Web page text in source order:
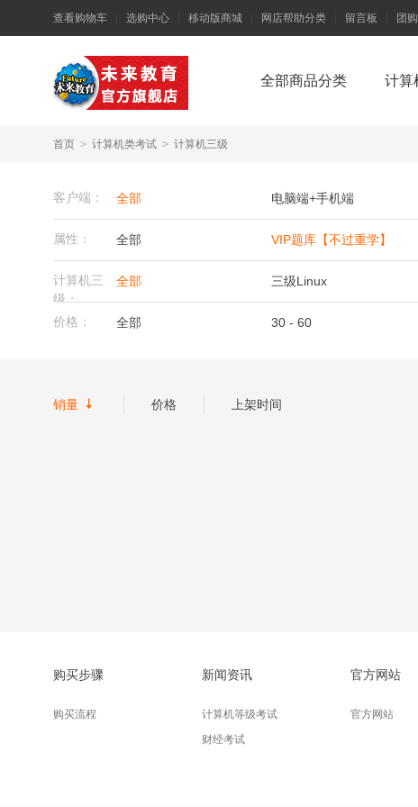
查看购物车 选购中心 移动版商城 网店帮助分类 留言板 团
全部商品分类 计算
首页 > 计算机类考试 > 计算机三级
客户端： 全部 电脑端+手机端
属性： 全部 VIP题库【不过重学】
计算机三
级：
全部 三级Linux
价格： 全部 30 - 60
销量  价格 上架时间
购买步骤
购买流程
新闻资讯
计算机等级考试
财经考试
官方网站
官方网站